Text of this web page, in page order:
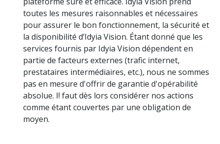
toutes les mesures raisonnables et nécessaires
pour assurer le bon fonctionnement, la sécurité et
la disponibilité d’Idyia Vision. Étant donné que les
services fournis par Idyia Vision dépendent en
partie de facteurs externes (trafic internet,
prestataires intermédiaires, etc.), nous ne sommes
pas en mesure d'offrir de garantie d'opérabilité
absolue. I! faut dès lors considérer nos actions
comme étant couvertes par une obligation de
moyen.